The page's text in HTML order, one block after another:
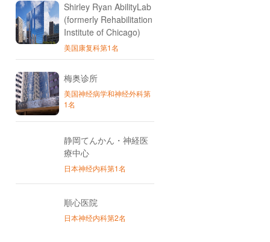
Shirley Ryan AbilityLab
(formerly Rehabilitation
Institute of Chicago)
美国康复科第1名
梅奥诊所
美国神经病学和神经外科第
1名
静岡てんかん・神経医
療中心
日本神经内科第1名
順心医院
日本神经内科第2名